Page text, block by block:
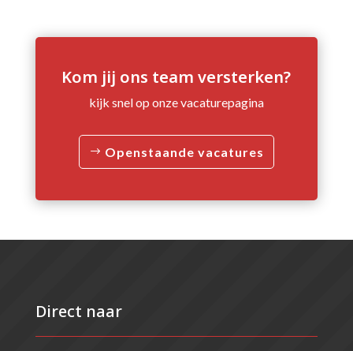
Kom jij ons team versterken?
kijk snel op onze vacaturepagina
Openstaande vacatures
Direct naar